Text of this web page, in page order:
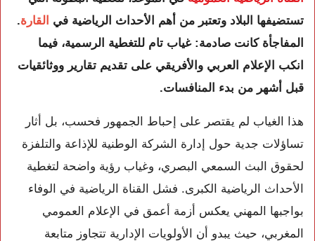
تستضيفها البلاد وتعتبر من أهم الأحداث الرياضية في القارة.
المفاجأة كانت صادمة: غياب تام للتغطية الرسمية، فيما
انكب الإعلام العربي والأفريقي على تقديم تقارير ووثائقيات
قبل أشهر من بدء المنافسات.
هذا الغياب لم يقتصر على إحباط الجمهور فحسب، بل أثار
تساؤلات جدية حول إدارة الشركة الوطنية للإذاعة والتلفزة
لحقوق البث السمعي البصري، وغياب رؤية واضحة لتغطية
الأحداث الرياضية الكبرى. فشل القناة الرياضية في الوفاء
بواجبها المهني يعكس أزمة أعمق في الإعلام العمومي
المغربي، حيث يبدو أن الأولويات الإدارية تتجاوز متابعة